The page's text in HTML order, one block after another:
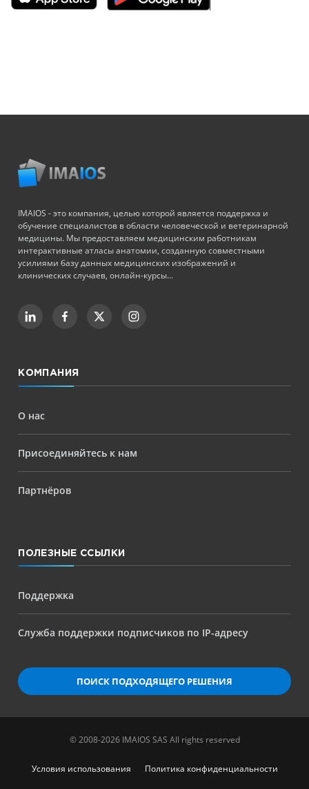
IMAIOS - это компания, целью которой является поддержка и
обучение специалистов в области человеческой и ветеринарной
медицины. Мы предоставляем медицинским работникам
интерактивные атласы анатомии, созданную совместными
усилиями базу данных медицинских изображений и
клинических случаев, онлайн-курсы...
КОМПАНИЯ
О нас
Присоединяйтесь к нам
Партнёров
ПОЛЕЗНЫЕ ССЫЛКИ
Поддержка
Служба поддержки подписчиков по IP-адресу
ПОИСК ПОДХОДЯЩЕГО РЕШЕНИЯ
© 2008-2026 IMAIOS SAS All rights reserved
Условия использования
Политика конфиденциальности